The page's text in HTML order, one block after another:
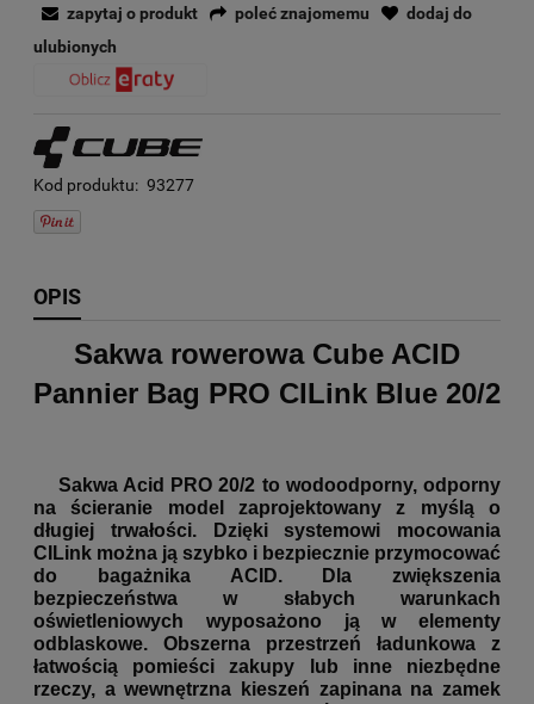
Kod produktu: 93277
zapytaj o produkt poleć znajomemu
dodaj do
ulubionych
OPIS
Sakwa rowerowa Cube ACID
Pannier Bag PRO CILink Blue 20/2
Sakwa Acid PRO 20/2 to wodoodporny, odporny
na ścieranie model zaprojektowany z myślą o
długiej trwałości. Dzięki systemowi mocowania
CILink można ją szybko i bezpiecznie przymocować
do bagażnika ACID. Dla zwiększenia
bezpieczeństwa w słabych warunkach
oświetleniowych wyposażono ją w elementy
odblaskowe. Obszerna przestrzeń ładunkowa z
łatwością pomieści zakupy lub inne niezbędne
rzeczy, a wewnętrzna kieszeń zapinana na zamek